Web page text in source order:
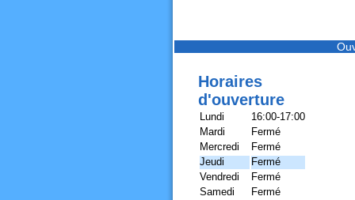
Horaires
d'ouverture
Lundi
16:00-17:00
Mardi
Fermé
Mercredi
Fermé
Jeudi
Fermé
Vendredi
Fermé
Samedi
Fermé